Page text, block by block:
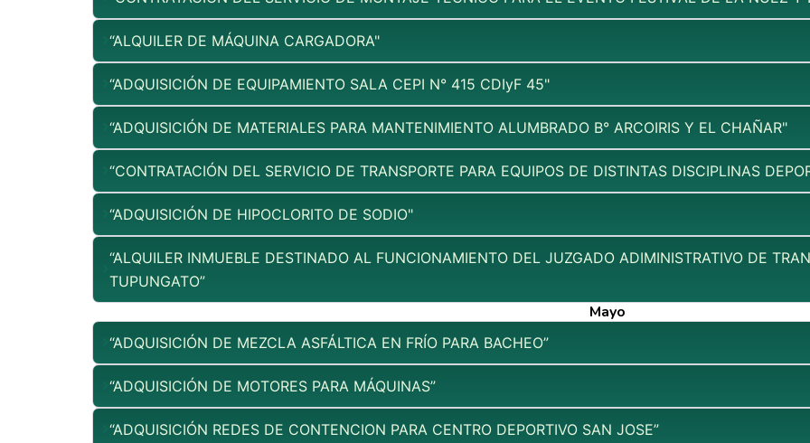
“ALQUILER DE MÁQUINA CARGADORA"
“ADQUISICIÓN DE EQUIPAMIENTO SALA CEPI N° 415 CDIyF 45"
“ADQUISICIÓN DE MATERIALES PARA MANTENIMIENTO ALUMBRADO B° ARCOIRIS Y EL CHAÑAR"
“CONTRATACIÓN DEL SERVICIO DE TRANSPORTE PARA EQUIPOS DE DISTINTAS DISCIPLINAS
“ADQUISICIÓN DE HIPOCLORITO DE SODIO"
“ALQUILER INMUEBLE DESTINADO AL FUNCIONAMIENTO DEL JUZGADO ADIMINISTRATIVO DE
TUPUNGATO”
Mayo
“ADQUISICIÓN DE MEZCLA ASFÁLTICA EN FRÍO PARA BACHEO”
“ADQUISICIÓN DE MOTORES PARA MÁQUINAS”
“ADQUISICIÓN REDES DE CONTENCION PARA CENTRO DEPORTIVO SAN JOSE”